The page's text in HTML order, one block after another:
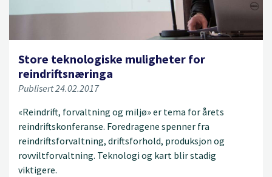
Store teknologiske muligheter for
reindriftsnæringa
Publisert 24.02.2017
«Reindrift, forvaltning og miljø» er tema for årets
reindriftskonferanse. Foredragene spenner fra
reindriftsforvaltning, driftsforhold, produksjon og
rovviltforvaltning. Teknologi og kart blir stadig
viktigere.